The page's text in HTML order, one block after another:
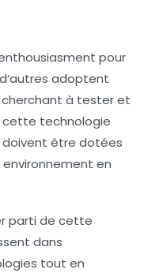
pour
adoptent
à tester et
cette technologie
doivent être dotées
en
parti de cette
dans
tout en